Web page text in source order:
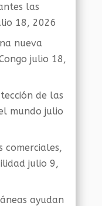
las
18, 2026
nueva
julio 18,
de las
mundo julio
comerciales,
julio 9,
ayudan